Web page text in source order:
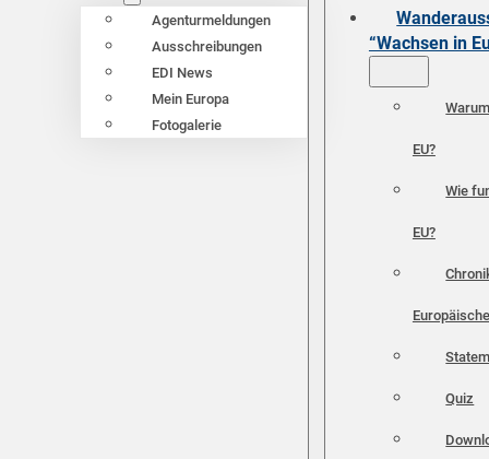
Agenturmeldungen
Ausschreibungen
EDI News
Mein Europa
Fotogalerie
“Wachsen in
EU?
Wie
EU?
Quiz